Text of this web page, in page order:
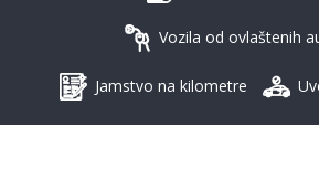
Vozila od ovlaštenih
Jamstvo na kilometre